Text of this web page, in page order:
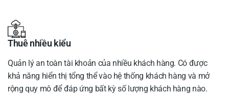
Thuê nhiều kiểu
Quản lý an toàn tài khoản của nhiều khách hàng. Có được
khả năng hiển thị tổng thể vào hệ thống khách hàng và mở
rộng quy mô để đáp ứng bất kỳ số lượng khách hàng nào.